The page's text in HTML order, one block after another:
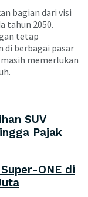
bagian dari visi
tahun 2050.
tetap
berbagai pasar
memerlukan
SUV
Pajak
ONE di